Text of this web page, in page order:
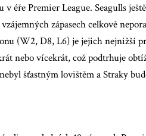
éře Premier League. Seagulls
zápasech celkově
(W2, D8, L6) je jejich nejnižší
nebo vícekrát, což podtrhuje
šťastným lovištěm a Straky